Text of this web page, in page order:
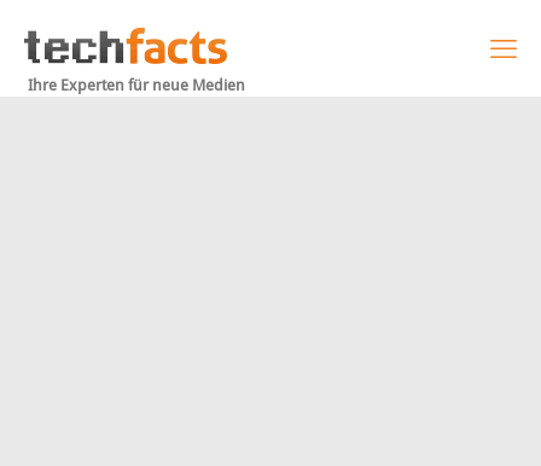
Ihre Experten für neue Medien